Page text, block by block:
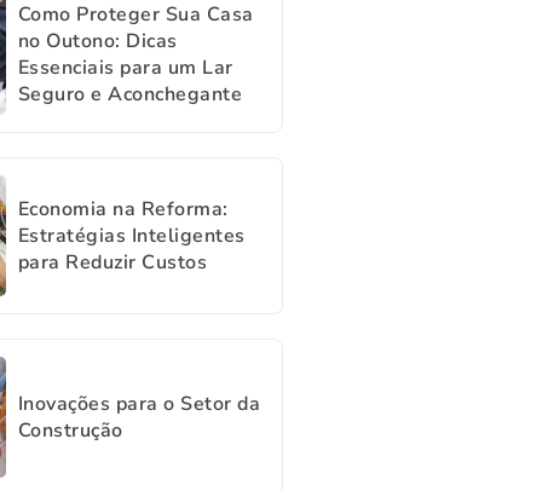
Como Proteger Sua Casa
no Outono: Dicas
Essenciais para um Lar
Seguro e Aconchegante
Economia na Reforma:
Estratégias Inteligentes
para Reduzir Custos
Inovações para o Setor da
Construção